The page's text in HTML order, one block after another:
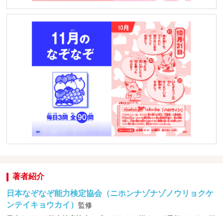
著者紹介
日本なぞなぞ能力検定協会（ニホンナゾナゾノウリョクケ
ンテイキョウカイ） 監修